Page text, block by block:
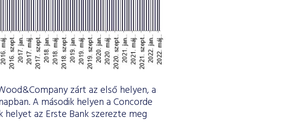
zárt az első helyen, a
A második helyen a Concorde
az Erste Bank szerezte meg